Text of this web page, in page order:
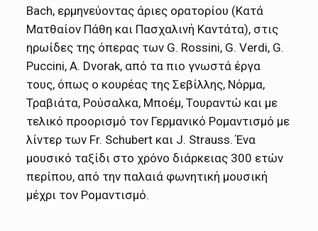
Bach, ερμηνεύοντας άριες ορατορίου (Κατά
Ματθαίον Πάθη και Πασχαλινή Καντάτα), στις
ηρωίδες της όπερας των G. Rossini, G. Verdi, G.
Puccini, A. Dvorak, από τα πιο γνωστά έργα
τους, όπως ο κουρέας της Σεβίλλης, Νόρμα,
Τραβιάτα, Ρούσαλκα, Μποέμ, Τουραντώ και με
τελικό προορισμό τον Γερμανικό Ρομαντισμό με
λίντερ των Fr. Schubert και J. Strauss. Ένα
μουσικό ταξίδι στο χρόνο διάρκειας 300 ετών
περίπου, από την παλαιά φωνητική μουσική
μέχρι τον Ρομαντισμό.